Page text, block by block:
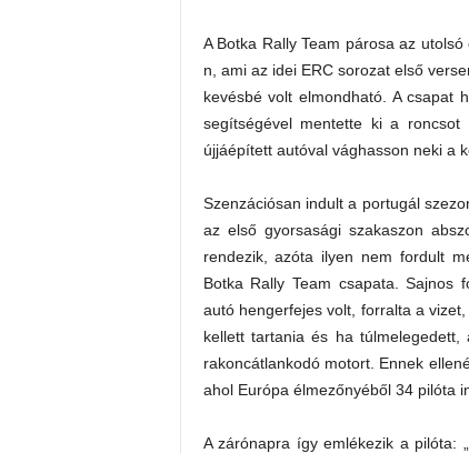
A Botka Rally Team párosa az
n, ami az idei ERC sorozat első
kevésbé volt elmondható. A csapat
segítségével mentette ki a
újjáépített autóval vághasson neki a
Szenzációsan indult a portugál
az első gyorsasági szakaszon
rendezik, azóta ilyen nem fordult
Botka Rally Team csapata. Sajnos
autó hengerfejes volt, forralta a
kellett tartania és ha
rakoncátlankodó motort. Ennek
ahol Európa élmezőnyéből 34 pilóta
A zárónapra így emlékezik a pilóta: